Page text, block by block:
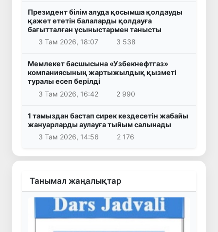
Президент білім алуда қосымша қолдауды
қажет ететін балаларды қолдауға
бағытталған ұсыныстармен танысты
3 Там 2026, 18:07
3 538
Мемлекет басшысына «Узбекнефтгаз»
компаниясының жартыжылдық қызметі
туралы есеп берілді
3 Там 2026, 16:42
2 990
1 тамыздан бастап сирек кездесетін жабайы
жануарларды аулауға тыйым салынады
3 Там 2026, 14:56
2 176
Танымал жаңалықтар